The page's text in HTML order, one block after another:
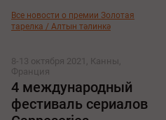
Все новости о премии Золотая
тарелка / Алтын тәлинкә
8-13 октября 2021, Канны,
Франция
4 международный
фестиваль сериалов